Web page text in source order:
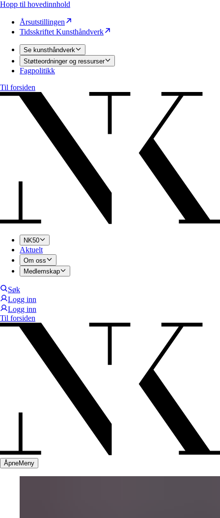
Hopp til hovedinnhold
Årsutstillingen
Tidsskriftet Kunsthåndverk
Se kunsthåndverk
Støtteordninger og ressurser
Fagpolitikk
Til forsiden
NK50
Aktuelt
Om oss
Medlemskap
Søk
Logg inn
Logg inn
Til forsiden
ÅpneMeny